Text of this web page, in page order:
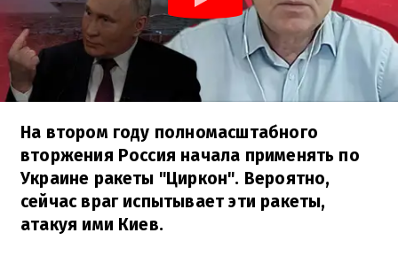
На втором году полномасштабного
вторжения Россия начала применять по
Украине ракеты "Циркон". Вероятно,
сейчас враг испытывает эти ракеты,
атакуя ими Киев.